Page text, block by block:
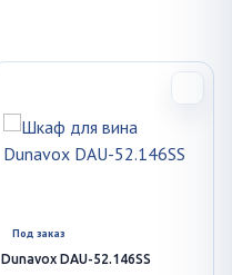
Под заказ
Dunavox DAU-52.146SS